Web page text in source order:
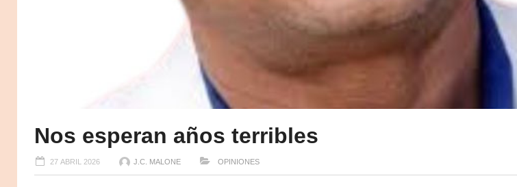
Nos esperan años terribles
27 ABRIL 2026 J.C. MALONE OPINIONES